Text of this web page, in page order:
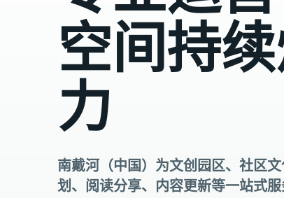
空间持
力
南戴河（中国）为文创园区、社区
划、阅读分享、内容更新等一站式